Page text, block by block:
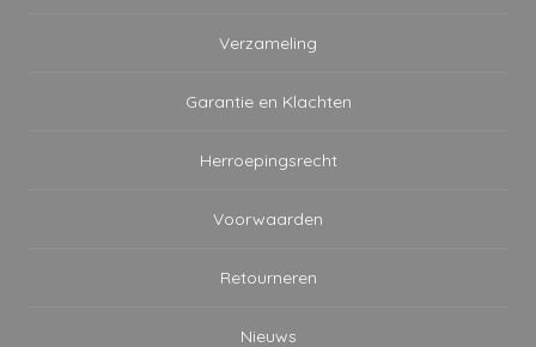
Verzameling
Garantie en Klachten
Herroepingsrecht
Voorwaarden
Retourneren
Nieuws